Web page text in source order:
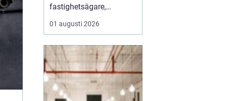
fastighetsägare,
bostadsrättsföreningar
och villaägare i området
för. Metoden gör det
möjligt att förlänga
livslängden på gam...
01 augusti 2026